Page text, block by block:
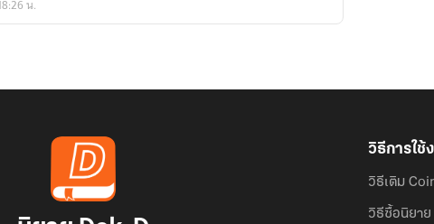
น.
วิธีการใช้
วิธีเติม
วิธีซื้อนิยาย